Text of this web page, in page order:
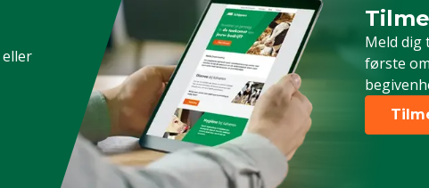
eller
Meld dig
første